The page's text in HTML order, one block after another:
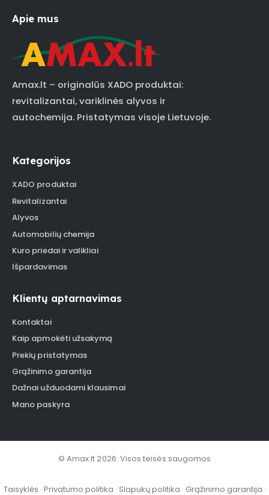
Apie mus
Amax.lt – originalūs XADO produktai:
revitalizantai, variklinės alyvos ir
autochemija. Pristatymas visoje Lietuvoje.
Kategorijos
XADO produktai
Revitalizantai
Alyvos
Automobilių chemija
Kuro priedai ir valikliai
Išpardavimas
Klientų aptarnavimas
Kontaktai
Kaip apmokėti užsakymą
Prekių pristatymas
Grąžinimo garantija
Dažnai užduodami klausimai
Mano paskyra
© Amax.lt 2026. Visos teisės saugomos
Taisyklės · Privatumo politika · Slapukų politika · Grąžinimo garantija ·